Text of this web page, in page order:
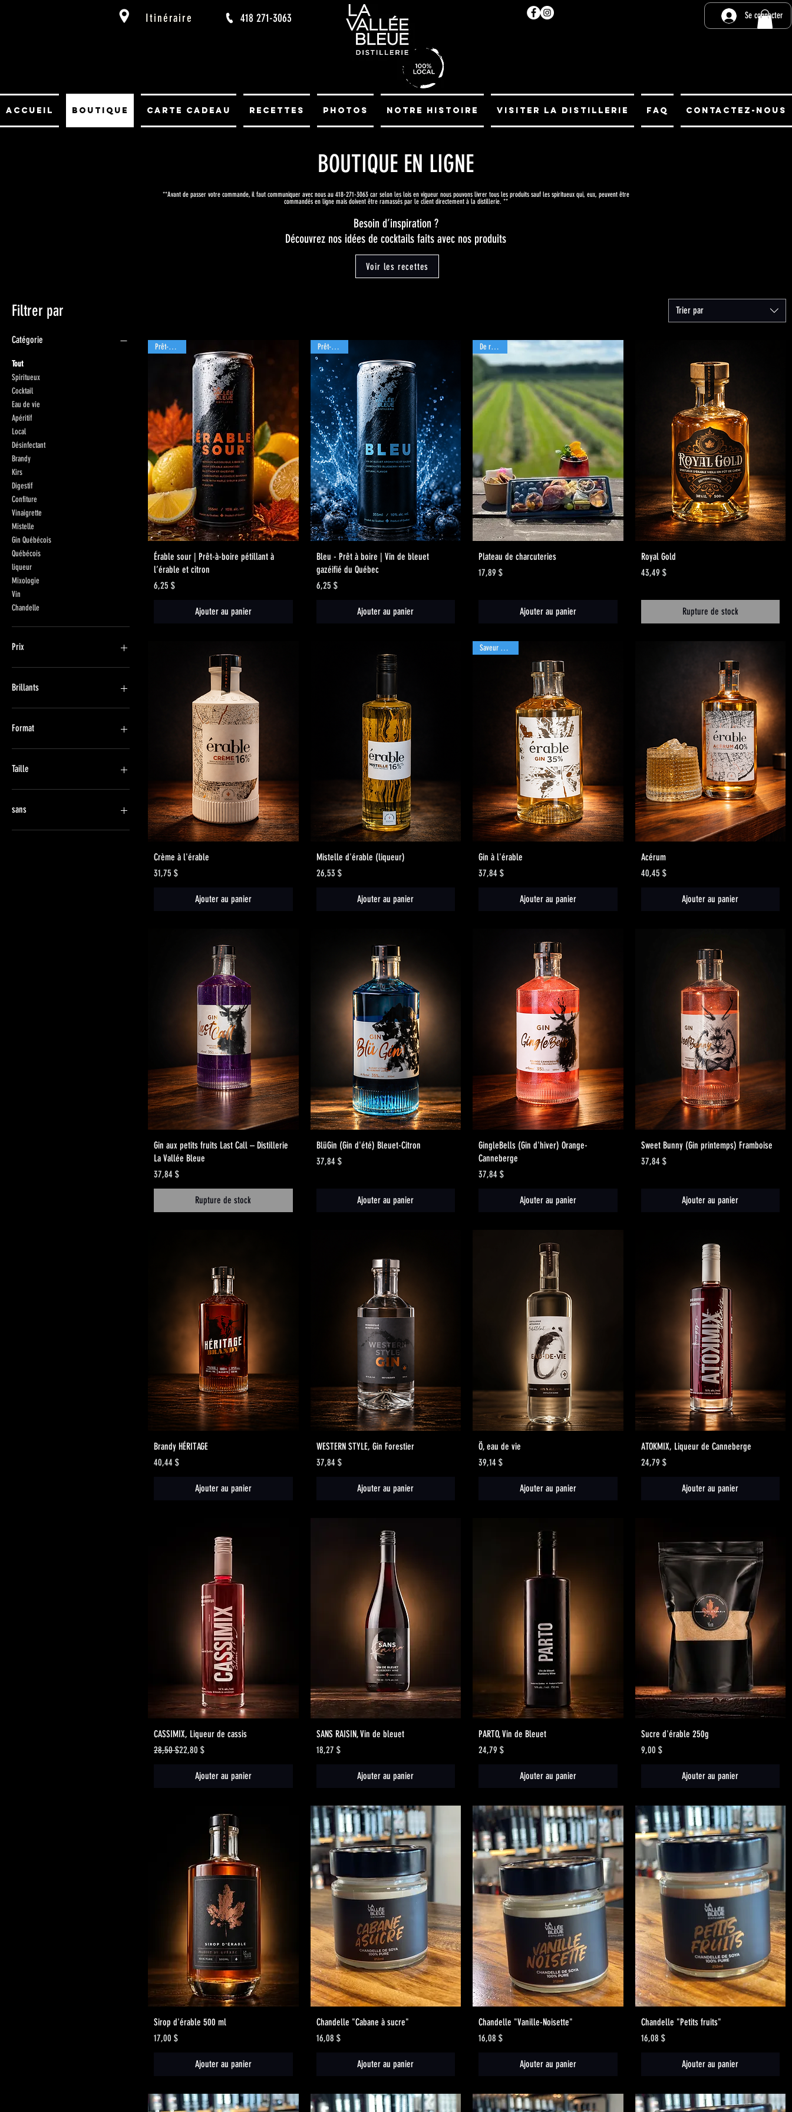
Se connecter
Accueil Boutique Carte cadeau Recettes Photos Notre histoire Visiter la distillerie FAQ Contactez-Nous
418 271-3063
Itinéraire
BOUTIQUE EN LIGNE
**Avant de passer votre commande,il faut communiquer avec nous au 418-271-3063 car selon les lois en vigueur nous pouvons livrer tous les produits sauf les spiritueux qui, eux, peuvent être
commandés en ligne mais doivent être ramassés par le client directement à la distillerie. **
Besoin d’inspiration ?
Découvrez nos idées de cocktails faits avec nos produits
Voir les recettes
Filtrer par
Catégorie
Tout
Spiritueux
Cocktail
Eau de vie
Apéritif
Local
Désinfectant
Brandy
Kirs
Digestif
Confiture
Vinaigrette
Mistelle
Gin Québécois
Québécois
liqueur
Mixologie
Vin
Chandelle
Prix
0 $CA
Brillants
Avec
Avec brillants (+2$)
Sans brillants
Format
1 canette
1 gallon
250 ml
Taille
Grand
sans
Brun cognac
Trier par
Aperçu rapide
Prêt-à-boire
Érable sour | Prêt-à-boire pétillant à
l’érable et citron
Prix
6,25 $
Ajouter au panier
Aperçu rapide
Prêt-à-boire
Bleu - Prêt à boire | Vin de bleuet
gazéifié du Québec
Prix
6,25 $
Ajouter au panier
Aperçu rapide
De retour !
Plateau de charcuteries
Prix
17,89 $
Ajouter au panier
Royal Gold
Prix
43,49 $
Rupture de stock
Aperçu rapide
Crème à l'érable
Prix
31,75 $
Ajouter au panier
Aperçu rapide
Mistelle d'érable (liqueur)
Prix
26,53 $
Ajouter au panier
Saveur bonifiée
Gin à l'érable
Prix
37,84 $
Ajouter au panier
Acérum
Prix
40,45 $
Ajouter au panier
Aperçu rapide
Gin aux petits fruits Last Call – Distillerie
La Vallée Bleue
Prix
37,84 $
Rupture de stock
Aperçu rapide
BlüGin (Gin d'été) Bleuet-Citron
Prix
37,84 $
Ajouter au panier
Aperçu rapide
GingleBells (Gin d'hiver) Orange-
Canneberge
Prix
37,84 $
Ajouter au panier
Aperçu rapide
Sweet Bunny (Gin printemps) Framboise
Prix
37,84 $
Ajouter au panier
Aperçu rapide
Brandy HÉRITAGE
Prix
40,44 $
Ajouter au panier
Aperçu rapide
WESTERN STYLE, Gin Forestier
Prix
37,84 $
Ajouter au panier
Ö, eau de vie
Prix
39,14 $
Ajouter au panier
Aperçu rapide
ATOKMIX, Liqueur de Canneberge
Prix
24,79 $
Ajouter au panier
Aperçu rapide
CASSIMIX, Liqueur de cassis
Prix original
28,50 $
Prix promotionnel
22,80 $
Ajouter au panier
Aperçu rapide
SANS RAISIN, Vin de bleuet
Prix
18,27 $
Ajouter au panier
Aperçu rapide
PARTO, Vin de Bleuet
Prix
24,79 $
Ajouter au panier
Aperçu rapide
Sucre d'érable 250g
Prix
9,00 $
Ajouter au panier
Aperçu rapide
Sirop d'érable 500 ml
Prix
17,00 $
Ajouter au panier
Aperçu rapide
Chandelle "Cabane à sucre"
Prix
16,08 $
Ajouter au panier
Aperçu rapide
Chandelle "Vanille-Noisette"
Prix
16,08 $
Ajouter au panier
Aperçu rapide
Chandelle "Petits fruits"
Prix
16,08 $
Ajouter au panier